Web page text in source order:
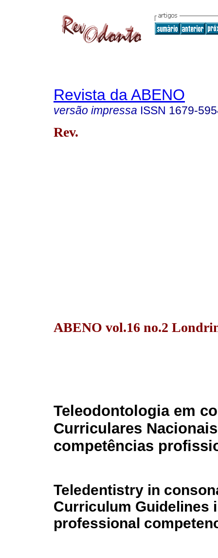
Revista da ABENO
versão impressa ISSN 1679-
Rev.
ABENO vol.16 no.2
Teleodontologia em
Curriculares
competências
Teledentistry in
Curriculum Guidelines
professional